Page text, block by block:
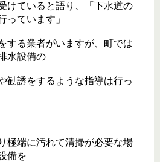
けていると語り、「下水道の
っています」
する業者がいますが、町では
水設備の
勧誘をするような指導は行っ
極端に汚れて清掃が必要な場
備を